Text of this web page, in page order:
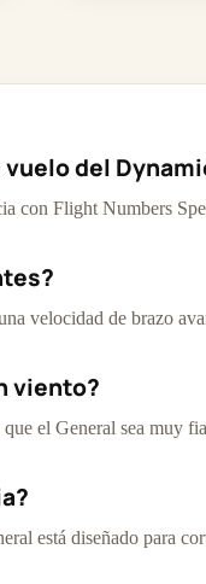
del
con Flight Numbers
velocidad de brazo
viento?
el General sea muy
está diseñado para